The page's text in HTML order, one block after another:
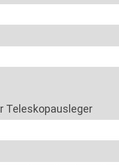
Teleskopausleger